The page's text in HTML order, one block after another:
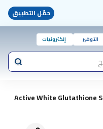
حمّل التطبيق
التوفير إلكترونيات
Active White Glutathione